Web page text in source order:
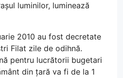
luminilor, luminează
2010 au fost decretate
Filat zile de odihnă.
pentru lucrătorii bugetari
din țară va fi de la 1